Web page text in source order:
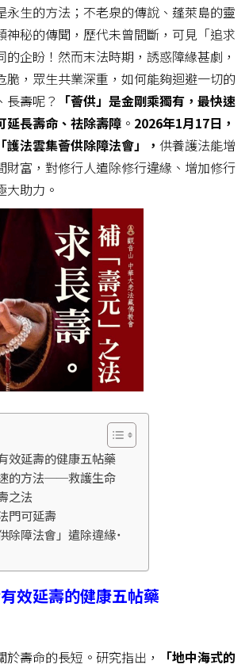
永生的方法；不老泉的傳說、蓬萊島的靈
神秘的傳聞，歷代未曾間斷，可見「追求
的企盼！然而末法時期，誘惑障緣甚劇，
脆，眾生共業深重，如何能夠迴避一切的
長壽呢？ 「薈供」 是金剛乘獨有，最快速
延長壽命、祛除壽障 。 2026年1月17日，
法雲集薈供除障法會」， 供養護法能增
財富，對修行人遣除修行違緣、增加修行
大助力。
效延壽的健康五帖藥
的方法──救護生命
之法
門可延壽
除障法會」遣除違緣˙
效延壽的健康五帖藥
壽命的長短。研究指出，
「地中海式的